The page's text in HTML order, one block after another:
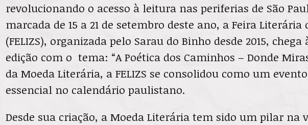
revolucionando o acesso à leitura nas periferias de São
marcada de 15 a 21 de setembro deste ano, a Feira Literária
(FELIZS), organizada pelo Sarau do Binho desde 2015, chega
edição com o tema: “A Poética dos Caminhos – Donde
da Moeda Literária, a FELIZS se consolidou como um
essencial no calendário paulistano.
Desde sua criação, a Moeda Literária tem sido um pilar na